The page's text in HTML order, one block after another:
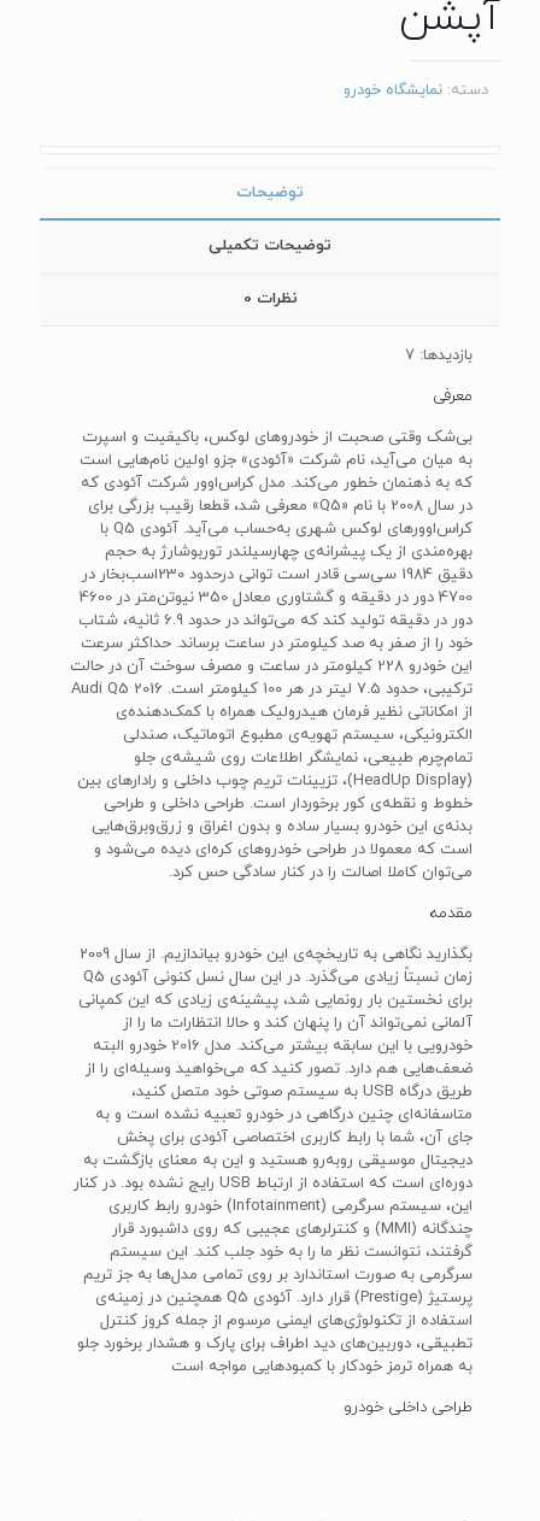
آپشن
دسته: نمایشگاه خودرو
توضیحات
توضیحات تکمیلی
نظرات 0
بازدیدها: 7
معرفی
بی‌شک وقتی صحبت از خودروهای لوکس، باکیفیت و اسپرت
به میان می‌آید، نام شرکت «آئودی» جزو اولین نام‌هایی است
که به ذهنمان خطور می‌کند. مدل کراس‌اوور شرکت آئودی که
در سال 2008 با نام «Q5» معرفی شد، قطعا رقیب بزرگی برای
کراس‌اوورهای لوکس شهری به‌حساب می‌آید. آئودی Q5 با
بهره‌مندی از یک پیشرانه‌ی چهارسیلندر توربوشارژ به حجم
دقیق 1984 سی‌سی قادر است توانی درحدود 230اسب‌بخار در
4700 دور در دقیقه و گشتاوری معادل 350 نیوتن‌متر در 4600
دور در دقیقه تولید کند که می‌تواند در حدود 6.9 ثانیه، شتاب
خود را از صفر به صد کیلومتر در ساعت برساند. حداکثر سرعت
این خودرو 228 کیلومتر در ساعت و مصرف سوخت آن در حالت
ترکیبی، حدود 7.5 لیتر در هر 100 کیلومتر است. Audi Q5 2016
از امکاناتی نظیر فرمان هیدرولیک همراه با کمک‌دهنده‌ی
الکترونیکی، سیستم تهویه‌ی مطبوع اتوماتیک، صندلی
تمام‌چرم طبیعی، نمایشگر اطلاعات روی شیشه‌ی جلو
(HeadUp Display)، تزیینات تریم چوب داخلی و رادارهای بین
خطوط و نقطه‌ی کور برخوردار است. طراحی داخلی و طراحی
بدنه‌ی این خودرو بسیار ساده و بدون اغراق و زرق‌و‌برق‌هایی
است که معمولا در طراحی خودروهای کره‌ای دیده می‌شود و
می‌توان کاملا اصالت را در کنار سادگی حس کرد.
مقدمه
بگذارید نگاهی به تاریخچه‌ی این خودرو بیاندازیم. از سال 2009
زمان نسبتاً زیادی می‌گذرد. در این سال نسل کنونی آئودی Q5
برای نخستین بار رونمایی شد، پیشینه‌ی زیادی که این کمپانی
آلمانی نمی‌تواند آن را پنهان کند و حالا انتظارات ما را از
خودرویی با این سابقه بیشتر می‌کند. مدل 2016 خودرو البته
ضعف‌هایی هم دارد. تصور کنید که می‌خواهید وسیله‌ای را از
طریق درگاه USB به سیستم صوتی خود متصل کنید،
متاسفانه‌ای چنین درگاهی در خودرو تعبیه نشده است و به
جای آن، شما با رابط کاربری اختصاصی آئودی برای پخش
دیجیتال موسیقی روبه‌رو هستید و این به معنای بازگشت به
دوره‌ای است که استفاده از ارتباط USB رایج نشده بود. در کنار
این، سیستم سرگرمی (Infotainment) خودرو رابط کاربری
چندگانه (MMI) و کنترلرهای عجیبی که روی داشبورد قرار
گرفتند، نتوانست نظر ما را به خود جلب کند. این سیستم
سرگرمی به صورت استاندارد بر روی تمامی مدل‌ها به جز تریم
پرستیژ (Prestige) قرار دارد. آئودی Q5 همچنین در زمینه‌ی
استفاده از تکنولوژی‌های ایمنی مرسوم از جمله کروز کنترل
تطبیقی، دوربین‌های دید اطراف برای پارک و هشدار برخورد جلو
به همراه ترمز خودکار با کمبودهایی مواجه است
طراحی داخلی خودرو